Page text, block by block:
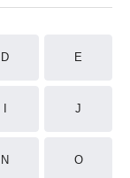
D E
J
N O